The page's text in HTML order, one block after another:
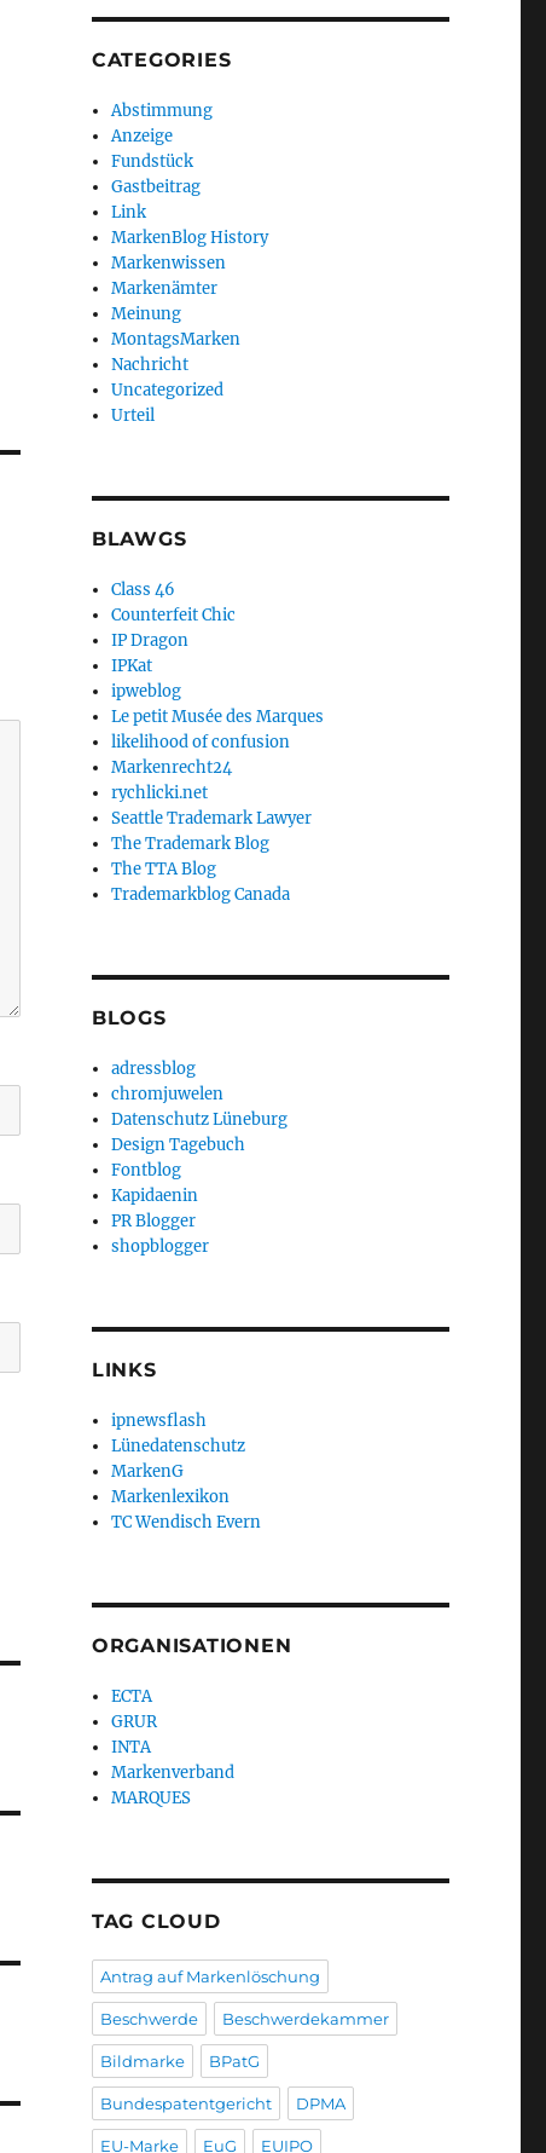
CATEGORIES
Abstimmung
Anzeige
Fundstück
Gastbeitrag
Link
MarkenBlog History
Markenwissen
Markenämter
Meinung
MontagsMarken
Nachricht
Uncategorized
Urteil
BLAWGS
Class 46
Counterfeit Chic
IP Dragon
IPKat
ipweblog
Le petit Musée des Marques
likelihood of confusion
Markenrecht24
rychlicki.net
Seattle Trademark Lawyer
The Trademark Blog
The TTA Blog
Trademarkblog Canada
BLOGS
adressblog
chromjuwelen
Datenschutz Lüneburg
Design Tagebuch
Fontblog
Kapidaenin
PR Blogger
shopblogger
LINKS
ipnewsflash
Lünedatenschutz
MarkenG
Markenlexikon
TC Wendisch Evern
ORGANISATIONEN
ECTA
GRUR
INTA
Markenverband
MARQUES
TAG CLOUD
Antrag auf Markenlöschung
Beschwerde Beschwerdekammer
Bildmarke BPatG
Bundespatentgericht DPMA
EU-Marke EuG EUIPO